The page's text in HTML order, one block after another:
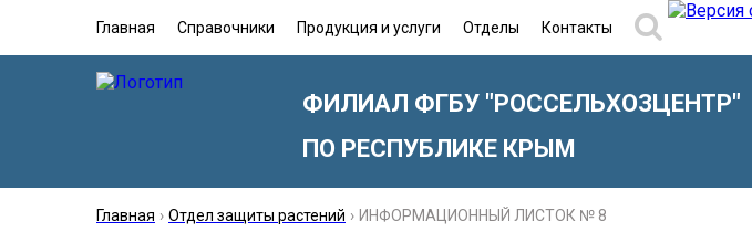
Главная Справочники Продукция и услуги Отделы Контакты
ФИЛИАЛ ФГБУ "РОССЕЛЬХОЗЦЕНТР"
ПО РЕСПУБЛИКЕ КРЫМ
Главная › Отдел защиты растений › ИНФОРМАЦИОННЫЙ ЛИСТОК № 8